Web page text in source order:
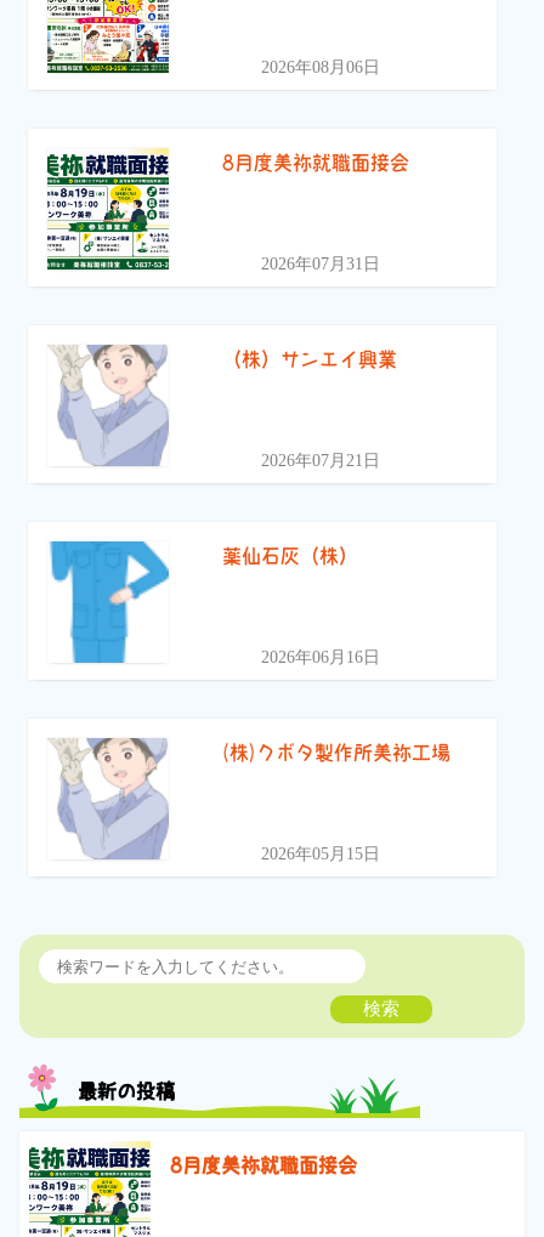
2026年08月06日
8月度美祢就職面接会
2026年07月31日
（株）サンエイ興業
2026年07月21日
薬仙石灰（株）
2026年06月16日
(株)クボタ製作所美祢工場
2026年05月15日
検索
最新の投稿
8月度美祢就職面接会